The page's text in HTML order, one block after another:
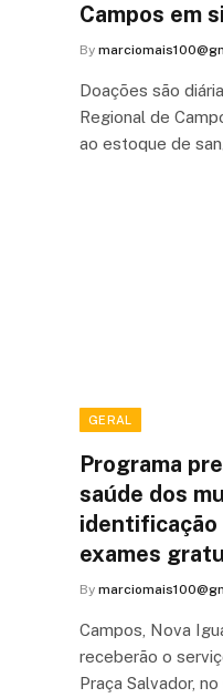
Campos em
By
Doações são
Regional de
ao estoque de
GERAL
Programa
saúde dos
identificação
exames
By
Campos, Nova
receberão o
Praça Salvador,